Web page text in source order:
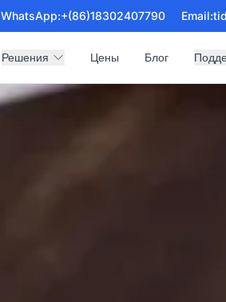
WhatsApp:+(86)18302407790 Email:
Решения Цены Блог